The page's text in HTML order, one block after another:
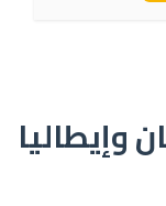
وإيطاليا